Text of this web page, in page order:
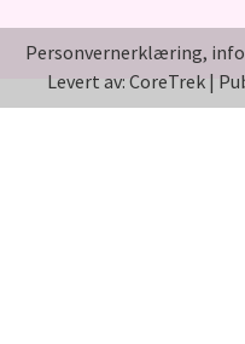
Personvernerklæring,
Levert av: CoreTrek |